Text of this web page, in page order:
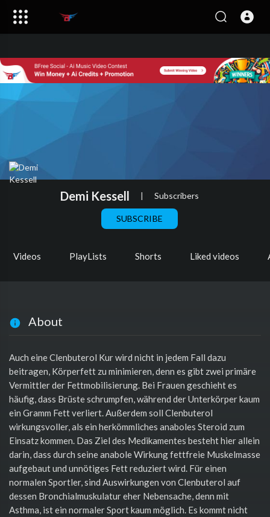
Demi Kessell | Subscribers
SUBSCRIBE
Videos PlayLists Shorts Liked videos
About
Auch eine Clenbuterol Kur wird nicht in jedem Fall dazu
beitragen, Körperfett zu minimieren, denn es gibt zwei primäre
Vermittler der Fettmobilisierung. Bei Frauen geschieht es
häufig, dass Brüste schrumpfen, während der Unterkörper kaum
ein Gramm Fett verliert. Außerdem soll Clenbuterol
wirkungsvoller, als ein herkömmliches anaboles Steroid zum
Einsatz kommen. Das Ziel des Medikamentes besteht hier allein
darin, dass durch seine anabole Wirkung fettfreie Muskelmasse
aufgebaut und unnötiges Fett reduziert wird. Für einen
normalen Sportler, sind Auswirkungen von Clenbuterol auf
dessen Bronchialmuskulatur eher Nebensache, denn mit
Asthma, ist ein normaler Sport kaum möglich. Es kommt nicht